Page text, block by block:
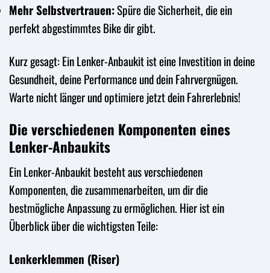
Mehr Selbstvertrauen:Spüre die Sicherheit, die ein
perfekt abgestimmtes Bike dir gibt.
Kurz gesagt: Ein Lenker-Anbaukit ist eine Investition in deine
Gesundheit, deine Performance und dein Fahrvergnügen.
Warte nicht länger und optimiere jetzt dein Fahrerlebnis!
Die verschiedenen Komponenten eines
Lenker-Anbaukits
Ein Lenker-Anbaukit besteht aus verschiedenen
Komponenten, die zusammenarbeiten, um dir die
bestmögliche Anpassung zu ermöglichen. Hier ist ein
Überblick über die wichtigsten Teile:
Lenkerklemmen (Riser)